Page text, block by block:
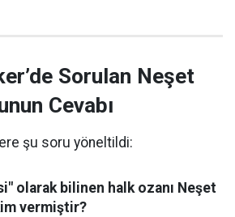
Sorulan Neşet
Cevabı
şu soru yöneltildi:
olarak bilinen halk ozanı Neşet
vermiştir?